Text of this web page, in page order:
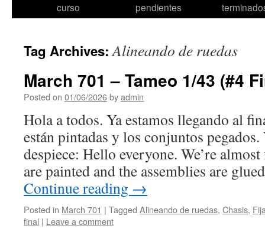
curso
pendientes
Tag Archives:Alineando de ruedas
March 701 – Tameo 1/43 (#4
Posted on 01/06/2026byadmin
Hola a todos. Ya estamos llegando al
están pintadas y los conjuntos
despiece: Hello everyone. We’re
are painted and the assemblies are
Continue reading →
Posted in March 701 | Tagged Alineando de ruedas, Chasis,
final | Leave a comment